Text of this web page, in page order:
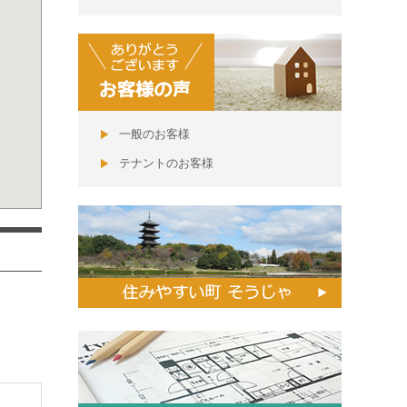
一般のお客様
テナントのお客様